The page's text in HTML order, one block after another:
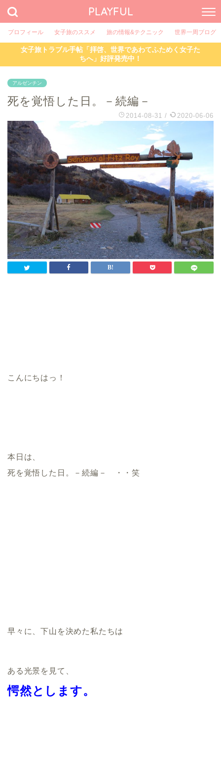
PLAYFUL
プロフィール 女子旅のススメ 旅の情報&テクニック 世界一周ブログ
女子旅トラブル手帖「拝啓、世界であわてふためく女子た
ちへ」好評発売中！
アルゼンチン
死を覚悟した日。－続編－
2014-08-31 / 2020-06-06
こんにちはっ！
本日は、
死を覚悟した日。－続編－ ・・笑
早々に、下山を決めた私たちは
ある光景を見て、
愕然とします。